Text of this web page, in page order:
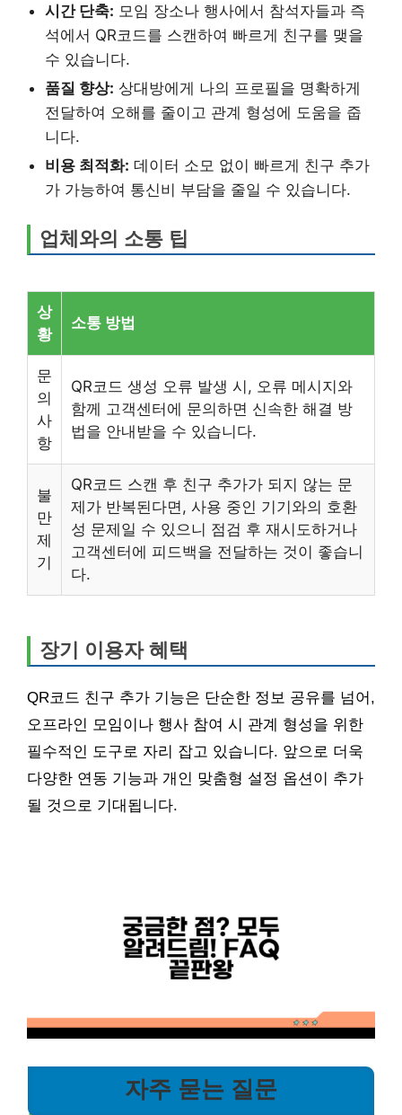
시간 단축: 모임 장소나 행사에서 참석자들과 즉
석에서 QR코드를 스캔하여 빠르게 친구를 맺을
수 있습니다.
품질 향상: 상대방에게 나의 프로필을 명확하게
전달하여 오해를 줄이고 관계 형성에 도움을 줍
니다.
비용 최적화: 데이터 소모 없이 빠르게 친구 추가
가 가능하여 통신비 부담을 줄일 수 있습니다.
업체와의 소통 팁
상
황
소통 방법
문
의
사
항
QR코드 생성 오류 발생 시, 오류 메시지와
함께 고객센터에 문의하면 신속한 해결 방
법을 안내받을 수 있습니다.
불
만
제
기
QR코드 스캔 후 친구 추가가 되지 않는 문
제가 반복된다면, 사용 중인 기기와의 호환
성 문제일 수 있으니 점검 후 재시도하거나
고객센터에 피드백을 전달하는 것이 좋습니
다.
장기 이용자 혜택
QR코드 친구 추가 기능은 단순한 정보 공유를 넘어,
오프라인 모임이나 행사 참여 시 관계 형성을 위한
필수적인 도구로 자리 잡고 있습니다. 앞으로 더욱
다양한 연동 기능과 개인 맞춤형 설정 옵션이 추가
될 것으로 기대됩니다.
자주 묻는 질문